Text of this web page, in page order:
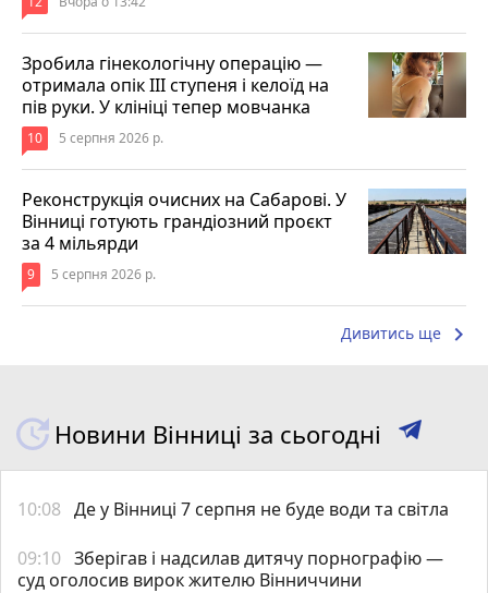
Зробила гінекологічну операцію —
отримала опік ІІІ ступеня і келоїд на
пів руки. У клініці тепер мовчанка
10 5 серпня 2026 р.
Реконструкція очисних на Сабарові. У
Вінниці готують грандіозний проєкт
за 4 мільярди
9 5 серпня 2026 р.
Дивитись ще keyboard_arrow_right
Новини Вінниці за сьогодні
10:08 Де у Вінниці 7 серпня не буде води та світла
09:10 Зберігав і надсилав дитячу порнографію —
суд оголосив вирок жителю Вінниччини